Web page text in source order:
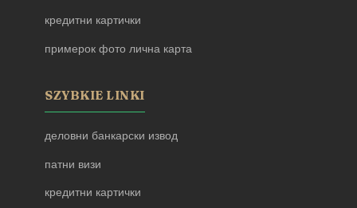
кредитни картички
примерок фото лична карта
SZYBKIE LINKI
деловни банкарски извод
патни визи
кредитни картички